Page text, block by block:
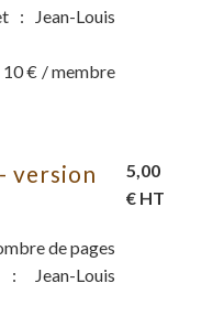
: Jean-Louis
10 € / membre
version
de pages
Louis
5,00
€ HT